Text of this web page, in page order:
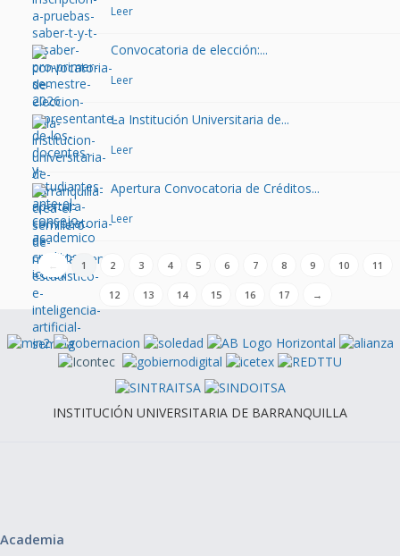
Leer
Convocatoria de elección:...
Leer
La Institución Universitaria de...
Leer
Apertura Convocatoria de Créditos...
Leer
← 1 2 3 4 5 6 7 8 9 10 11
12 13 14 15 16 17 →
INSTITUCIÓN UNIVERSITARIA DE BARRANQUILLA
Academia